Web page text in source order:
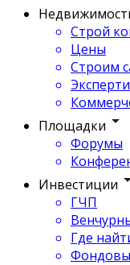
Строй
Цены
Строим
Площадки
Форумы
Инвестиции
ГЧП
Где